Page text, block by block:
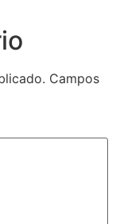
Campos